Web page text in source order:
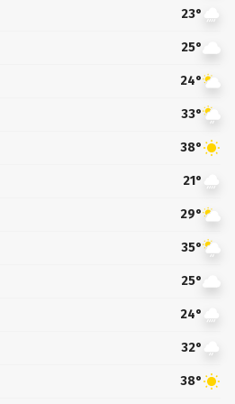
23°
25°
24°
33°
38°
21°
29°
35°
25°
24°
32°
38°